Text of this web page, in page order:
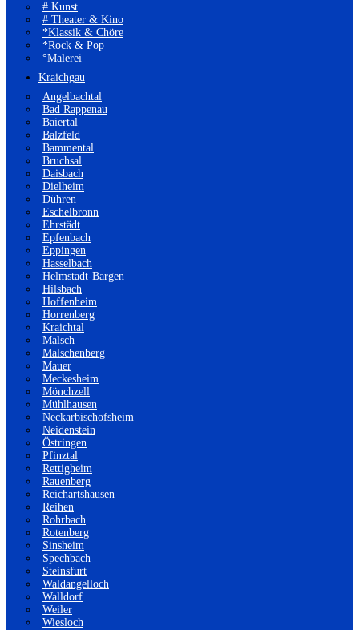
# Kunst
# Theater & Kino
*Klassik & Chöre
*Rock & Pop
°Malerei
Kraichgau
Angelbachtal
Bad Rappenau
Baiertal
Balzfeld
Bammental
Bruchsal
Daisbach
Dielheim
Dühren
Eschelbronn
Ehrstädt
Epfenbach
Eppingen
Hasselbach
Helmstadt-Bargen
Hilsbach
Hoffenheim
Horrenberg
Kraichtal
Malsch
Malschenberg
Mauer
Meckesheim
Mönchzell
Mühlhausen
Neckarbischofsheim
Neidenstein
Östringen
Pfinztal
Rettigheim
Rauenberg
Reichartshausen
Reihen
Rohrbach
Rotenberg
Sinsheim
Spechbach
Steinsfurt
Waldangelloch
Walldorf
Weiler
Wiesloch